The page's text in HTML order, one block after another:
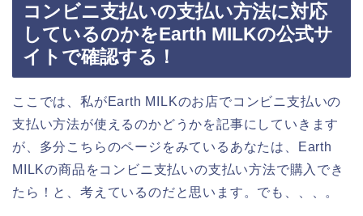
コンビニ支払いの支払い方法に対応
しているのかをEarth MILKの公式サ
イトで確認する！
ここでは、私がEarth MILKのお店でコンビニ支払いの
支払い方法が使えるのかどうかを記事にしていきます
が、多分こちらのページをみているあなたは、Earth
MILKの商品をコンビニ支払いの支払い方法で購入でき
たら！と、考えているのだと思います。でも、、、。